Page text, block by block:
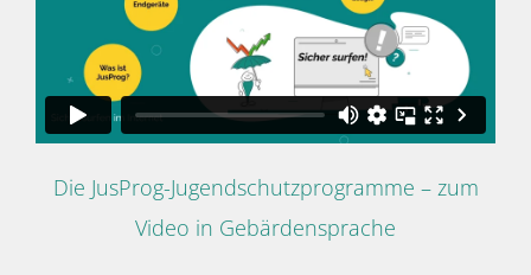
Die JusProg-Jugendschutzprogramme – zum
Video in Gebärdensprache